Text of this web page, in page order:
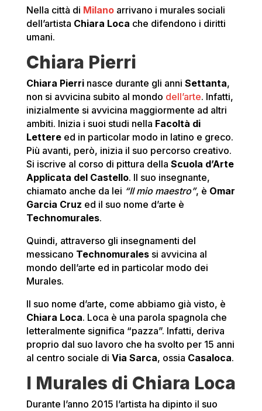
Nella città di Milano arrivano i murales sociali
dell’artista Chiara Loca che difendono i diritti
umani.
Chiara Pierri
Chiara Pierrinasce durante gli anni Settanta,
non si avvicina subito al mondo dell’arte. Infatti,
inizialmente si avvicina maggiormente ad altri
ambiti. Inizia i suoi studi nella Facoltà di
Lettereed in particolar modo in latino e greco.
Più avanti, però, inizia il suo percorso creativo.
Si iscrive al corso di pittura della Scuola d’Arte
Applicata del Castello. Il suo insegnante,
chiamato anche da lei “Il mio maestro”, è Omar
Garcia Cruz ed il suo nome d’arte è
Technomurales.
Quindi, attraverso gli insegnamenti del
messicano Technomuralessi avvicina al
mondo dell’arte ed in particolar modo dei
Murales.
Il suo nome d’arte, come abbiamo già visto, è
Chiara Loca. Loca è una parola spagnola che
letteralmente significa “pazza”. Infatti, deriva
proprio dal suo lavoro che ha svolto per 15 anni
al centro sociale di Via Sarca, ossia Casaloca.
I Murales di Chiara Loca
Durante l’anno 2015 l’artista ha dipinto il suo